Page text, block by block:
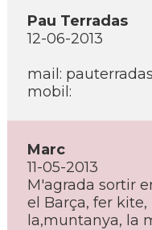
Pau Terradas
12-06-2013
mail:
mobil:
Marc
11-05-2013
M'agrada sortir
el Barça, fer kite,
la,muntanya, la